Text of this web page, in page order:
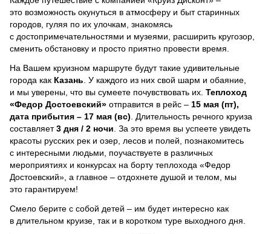
это возможность окунуться в атмосферу и быт старинных
городов, гуляя по их улочкам, знакомясь
с достопримечательностями и музеями, расширить кругозор,
сменить обстановку и просто приятно провести время.
На Вашем круизном маршруте будут такие удивительные
города как Казань . У каждого из них свой шарм и обаяние,
и мы уверены, что вы сумеете почувствовать их. Теплоход
«Федор Достоевский» отправится в рейс – 15 мая (пт),
дата прибытия – 17 мая (вс) . Длительность речного круиза
составляет3 дня / 2 ночи За это время вы успеете увидеть
красоты русских рек и озер, лесов и полей, познакомитесь
с интересными людьми, поучаствуете в различных
мероприятиях и конкурсах на борту теплохода «Федор
Достоевский», а главное – отдохнете душой и телом, мы
это гарантируем!
Смело берите с собой детей – им будет интересно как
в длительном круизе, так и в коротком туре выходного дня.